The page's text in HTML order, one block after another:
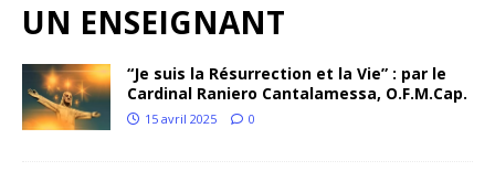
UN ENSEIGNANT
“Je suis la Résurrection et la Vie” : par le
Cardinal Raniero Cantalamessa, O.F.M.Cap.
15 avril 2025 0